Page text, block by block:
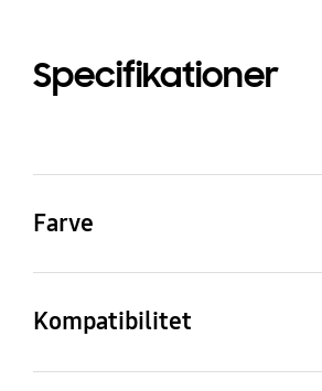
Specifikationer
Farve
White
Kompatibilitet
Kompatible modeller